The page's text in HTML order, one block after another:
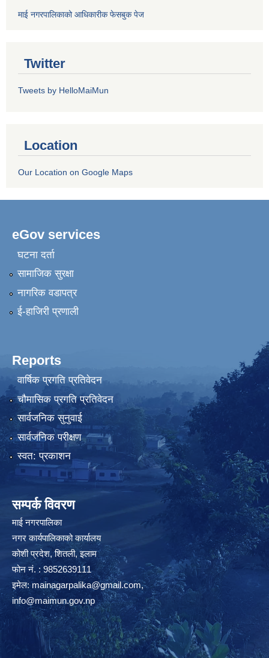
माई नगरपालिकाको आधिकारीक फेसबुक पेज
Twitter
Tweets by HelloMaiMun
Location
Our Location on Google Maps
eGov services
घटना दर्ता
सामाजिक सुरक्षा
नागरिक वडापत्र
ई-हाजिरी प्रणाली
Reports
वार्षिक प्रगति प्रतिवेदन
चौमासिक प्रगति प्रतिवेदन
सार्वजनिक सुनुवाई
सार्वजनिक परीक्षण
स्वत: प्रकाशन
सम्पर्क विवरण
माई नगरपालिका
नगर कार्यपालिकाको कार्यालय
कोशी प्रदेश, शितली, इलाम
फोन नं. : 9852639111
इमेल:mainagarpalika@gmail.com,
info@maimun.gov.np